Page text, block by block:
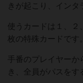
きが起こり、インタ
使うカードは１、２
枚の特殊カードです。
手番のプレイヤーか
き、全員がパスをす